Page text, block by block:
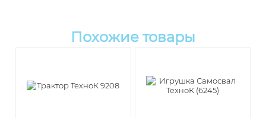
Похожие товары